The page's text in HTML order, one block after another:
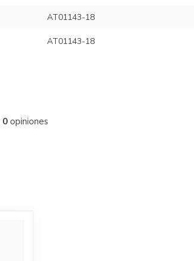
AT01143-18
AT01143-18
0opiniones